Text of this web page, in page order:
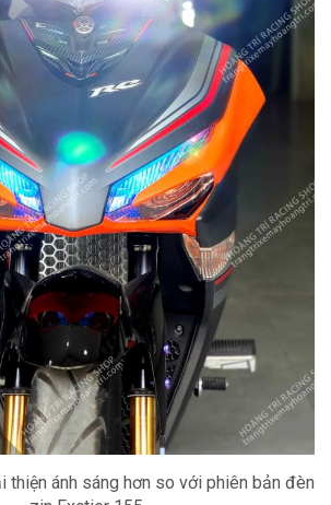
thiện ánh sáng hơn so với phiên bản đèn